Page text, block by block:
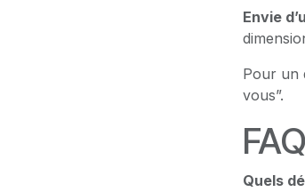
Envie
Pour un
vous”.
FAQ
Quels